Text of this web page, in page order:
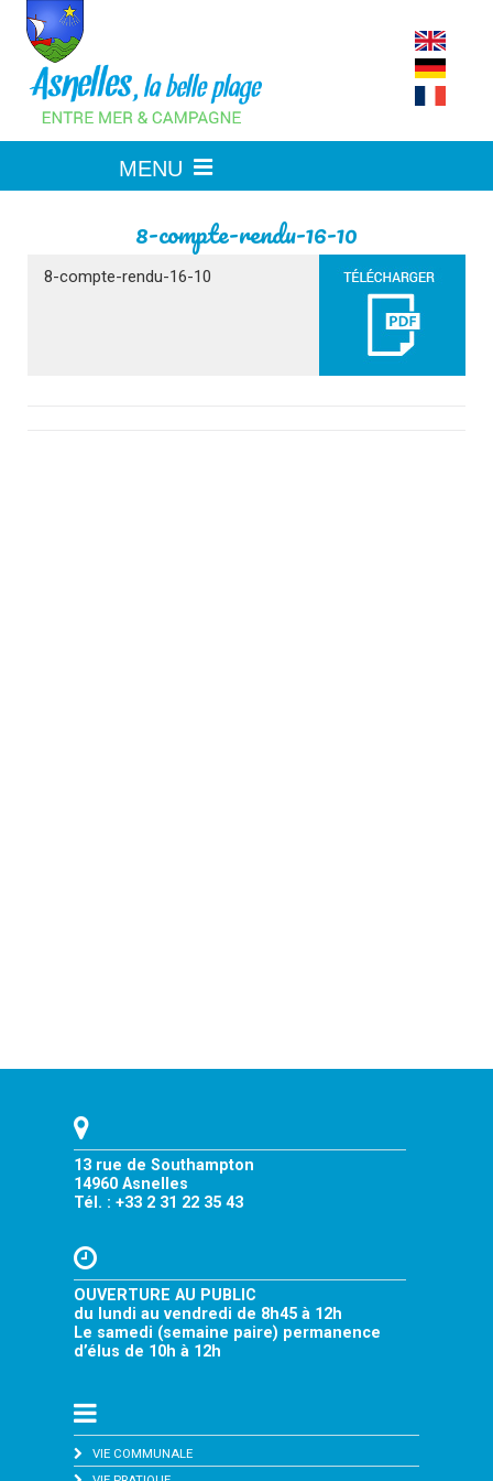
content
8-compte-rendu-16-10
8-compte-rendu-16-10
13 rue de Southampton
14960 Asnelles
Tél. : +33 2 31 22 35 43
OUVERTURE AU PUBLIC
du lundi au vendredi de 8h45 à 12h
Le samedi (semaine paire) permanence
d’élus de 10h à 12h
VIE COMMUNALE